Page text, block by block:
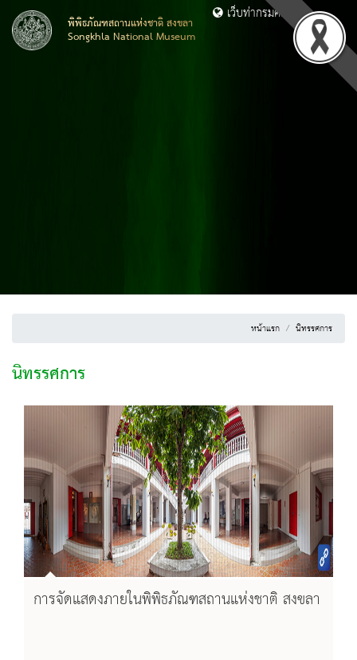
พิพิธภัณฑสถานแห่งชาติ สงขลา
Songkhla National Museum
เว็บท่ากรมศิลปากร
หน้าแรก นิทรรศการ
นิทรรศการ
การจัดแสดงภายในพิพิธภัณฑสถานแห่งชาติ สงขลา